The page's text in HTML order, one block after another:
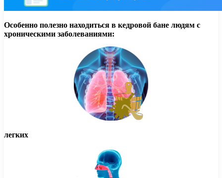
Особенно полезно находиться в кедровой бане людям с
хроническими заболеваниями:
легких